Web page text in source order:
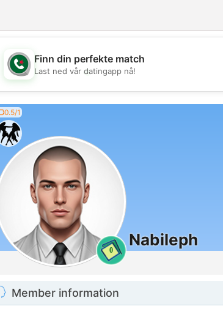
💖
Finn din perfekte match
Last ned vår datingapp nå!
0.5/1
0
Nabileph
Member information